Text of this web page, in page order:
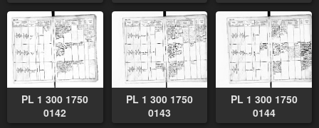
PL 1 300 1750
0142
PL 1 300 1750
0143
PL 1 300 1750
0144